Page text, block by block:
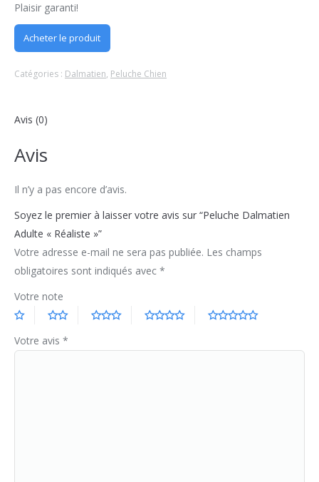
Plaisir garanti!
Acheter le produit
Catégories : Dalmatien, Peluche Chien
Avis (0)
Avis
Il n’y a pas encore d’avis.
Soyez le premier à laisser votre avis sur “Peluche Dalmatien
Adulte « Réaliste »”
Votre adresse e-mail ne sera pas publiée. Les champs
obligatoires sont indiqués avec *
Votre note
Votre avis *